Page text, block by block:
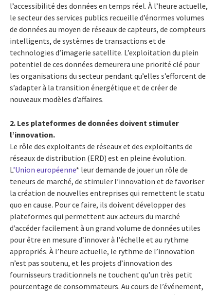
l’accessibilité des données en temps réel. À l’heure actuelle,
le secteur des services publics recueille d’énormes volumes
de données au moyen de réseaux de capteurs, de compteurs
intelligents, de systèmes de transactions et de
technologies d’imagerie satellite. L’exploitation du plein
potentiel de ces données demeurera une priorité clé pour
les organisations du secteur pendant qu’elles s’efforcent de
s’adapter à la transition énergétique et de créer de
nouveaux modèles d’affaires.
2. Les plateformes de données doivent stimuler
l’innovation.
Le rôle des exploitants de réseaux et des exploitants de
réseaux de distribution (ERD) est en pleine évolution.
L’Union européenne* leur demande de jouer un rôle de
teneurs de marché, de stimuler l’innovation et de favoriser
la création de nouvelles entreprises qui remettent le statu
quo en cause. Pour ce faire, ils doivent développer des
plateformes qui permettent aux acteurs du marché
d’accéder facilement à un grand volume de données utiles
pour être en mesure d’innover à l’échelle et au rythme
appropriés. À l’heure actuelle, le rythme de l’innovation
n’est pas soutenu, et les projets d’innovation des
fournisseurs traditionnels ne touchent qu’un très petit
pourcentage de consommateurs. Au cours de l’événement,